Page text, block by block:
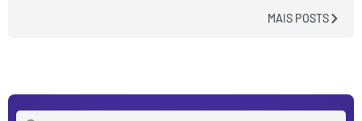
MAIS POSTS